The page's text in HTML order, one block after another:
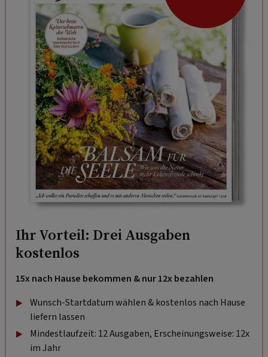
Ihr Vorteil: Drei Ausgaben
kostenlos
15x nach Hause bekommen & nur 12x bezahlen
Wunsch-Startdatum wählen & kostenlos nach Hause
liefern lassen
Mindestlaufzeit: 12 Ausgaben, Erscheinungsweise: 12x
im Jahr